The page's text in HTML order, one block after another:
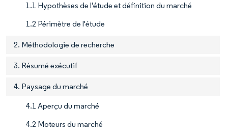
1.1 Hypothèses de l'étude et définition du marché
1.2 Périmètre de l'étude
2. Méthodologie de recherche
3. Résumé exécutif
4. Paysage du marché
4.1 Aperçu du marché
4.2 Moteurs du marché